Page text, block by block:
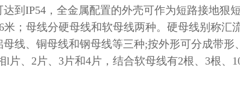
到IP54，全金属配置的外壳可作为短路接地狠
；母线分硬母线和软母线两种。硬母线别称汇
线、铜母线和钢母线等三种;按外形可分成带形
、2片、3片和4片，结合软母线有2根、3根、